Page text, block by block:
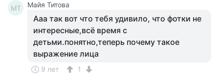
МТ Майя Титова
Ааа так вот что тебя удивило, что фотки не
интересные,всё время с
детьми.понятно,теперь почему такое
выражение лица
9 лет 1